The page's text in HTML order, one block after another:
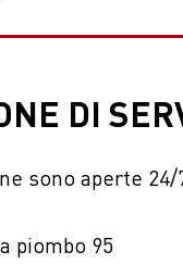
DI
sono aperte 24/
piombo 95